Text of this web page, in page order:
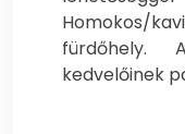
Homokos/
fürdőhely.
kedvelőinek